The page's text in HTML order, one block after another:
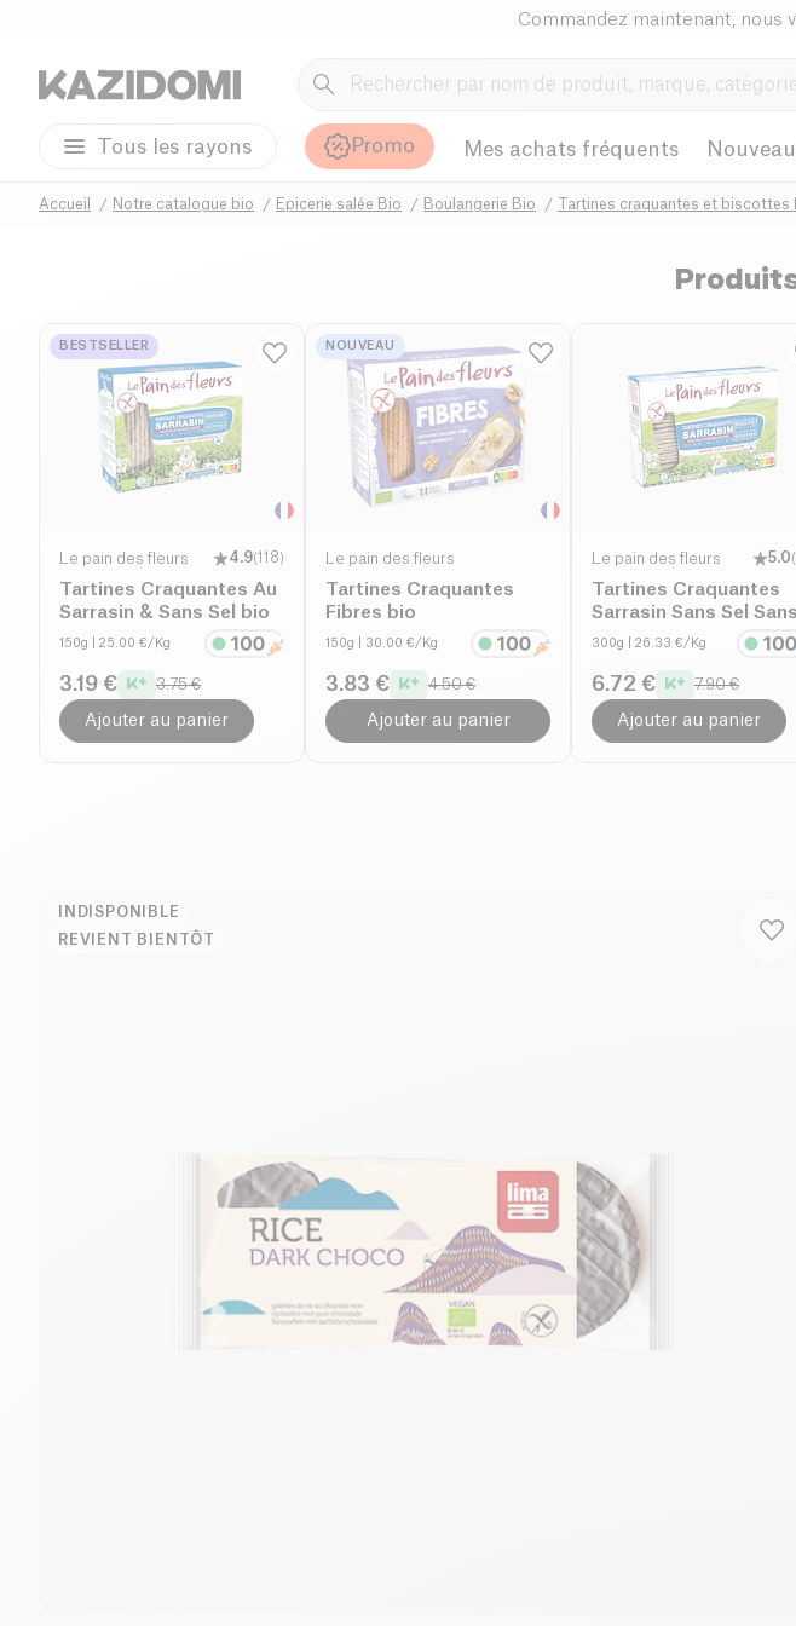
Commandez maintenant, nous
Tous les rayons Promo Mes achats fréquents
Accueil Notre catalogue bio Epicerie salée Bio Boulangerie Bio Tartines craquantes et biscottes
BESTSELLER
Le pain des fleurs 4.9(118)
Tartines Craquantes Au
Sarrasin & Sans Sel bio
150g | 25.00 €/Kg
3.19 € 3.75 €
Ajouter au panier
NOUVEAU
Le pain des fleurs
Tartines Craquantes
Fibres bio
150g | 30.00 €/Kg
3.83 € 4.50 €
Ajouter au panier
Le pain des fleurs 5.0(
Tartines Craquantes
Sarrasin Sans Sel Sans
Sucre bio
300g | 26.33 €/Kg
6.72 € 7.90 €
Ajouter au panier
INDISPONIBLE
REVIENT BIENTÔT